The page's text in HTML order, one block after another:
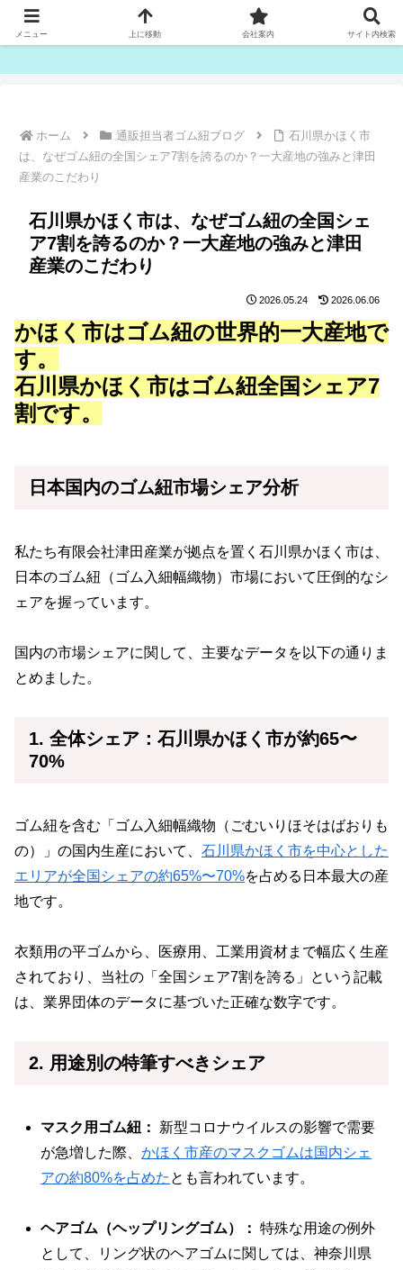
ゴム紐・平ゴム製造販売は津田産業直販部です
ホーム 通販担当者ゴム紐ブログ
石川県かほく市
は、なぜゴム紐の全国シェア7割を誇るのか？一大産地の強みと津田
産業のこだわり
石川県かほく市は、なぜゴム紐の全国シェ
ア7割を誇るのか？一大産地の強みと津田
産業のこだわり
2026.05.24 2026.06.06
かほく市はゴム紐の世界的一大産地で
す。
石川県かほく市はゴム紐全国シェア7
割です。
日本国内のゴム紐市場シェア分析
私たち有限会社津田産業が拠点を置く石川県かほく市は、
日本のゴム紐（ゴム入細幅織物）市場において圧倒的なシ
ェアを握っています。
国内の市場シェアに関して、主要なデータを以下の通りま
とめました。
1. 全体シェア：石川県かほく市が約65〜
70%
ゴム紐を含む「ゴム入細幅織物（ごむいりほそはばおりも
の）」の国内生産において、 石川県かほく市を中心とした
エリアが全国シェアの約65%〜70%を占める日本最大の産
地です。
衣類用の平ゴムから、医療用、工業用資材まで幅広く生産
されており、当社の「全国シェア7割を誇る」という記載
は、業界団体のデータに基づいた正確な数字です。
2. 用途別の特筆すべきシェア
マスク用ゴム紐：
新型コロナウイルスの影響で需要
が急増した際、かほく市産のマスクゴムは国内シェ
アの約80%を占めた とも言われています。
ヘアゴム（ヘップリングゴム）： 特殊な用途の例外
として、リング状のヘアゴムに関しては、神奈川県
メニュー 上に移動 会社案内 サイト内検索